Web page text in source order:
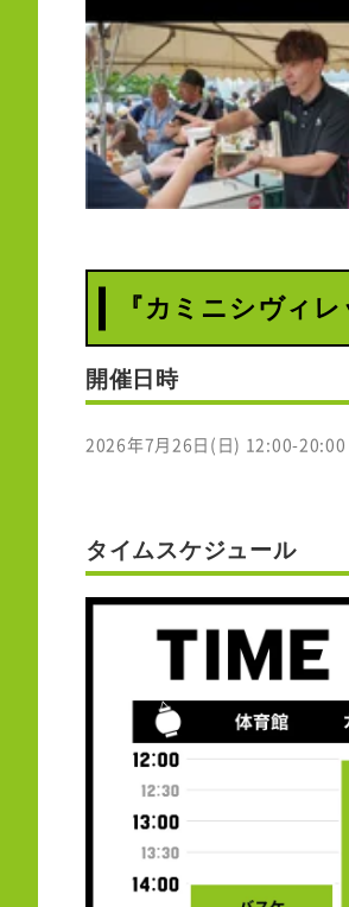
『カミニシヴィ
開催日時
2026年7月26日(日) 12:00-20:00
タイムスケジュール